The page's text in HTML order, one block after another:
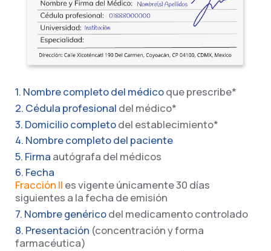
1. Nombre completo del médicoque prescribe*
2. Cédula profesional del médico*
3. Domicilio completodel establecimiento*
4. Nombre completo del paciente
5. Firma autógrafa del médicos
6. Fecha
Fracción II es vigente únicamente 30 días
siguientes a la fecha de emisión
7. Nombre genéricodel medicamento controlado
8. Presentación (concentración y forma
farmacéutica)